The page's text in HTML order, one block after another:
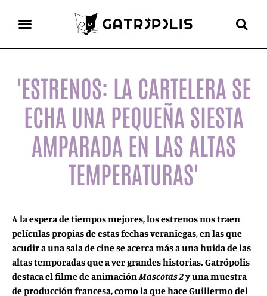
'ESTRENOS: LA CARTELERA SE
ECHA UNA PEQUEÑA SIESTA
AMPARADA EN LAS ALTAS
TEMPERATURAS'
A la espera de tiempos mejores, los estrenos nos traen
películas propias de estas fechas veraniegas, en las que
acudir a una sala de cine se acerca más a una huida de las
altas temporadas que a ver grandes historias. Gatrópolis
destaca el filme de animaciónMascotas 2y una muestra
de producción francesa, como la que hace Guillermo del